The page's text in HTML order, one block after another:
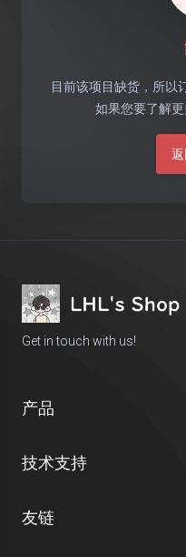
目前该项目缺货，所以
如果您要了解更
Get in touch with us!
产品
技术支持
友链